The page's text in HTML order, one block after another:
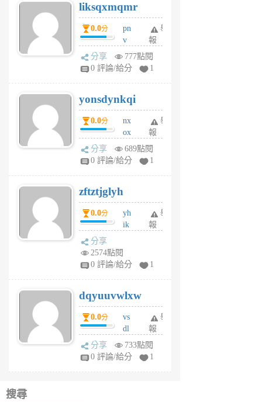
6
個
月
前
liksqxmqmr
0.0分
pn
v
wt
sv
6
個
月
前
舉
報
分享
777點閱
0 評論/給分
1
yonsdynkqi
0.0分
nx
ox
rh
pe
月
前
舉
報
分享
689點閱
0 評論/給分
1
zftztjglyh
0.0分
yh
ik
tu
6
個
月
前
舉
報
分享
2574點閱
0 評論/給分
1
dqyuuvwlxw
0.0分
vs
dl
sq
fy
舉
報
分享
733點閱
0 評論/給分
1
搜尋